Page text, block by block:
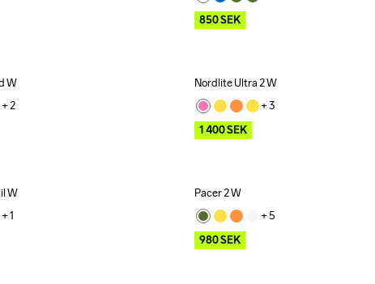
850SEK
W
+ 2
Outlet
Nordlite Ultra 2 W
+ 3
1 400SEK
W
+ 1
Outlet
Pacer 2 W
+ 5
980SEK